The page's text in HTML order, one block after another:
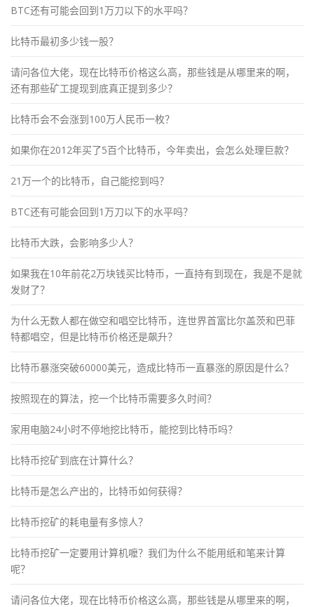
BTC还有可能会回到1万刀以下的水平吗？
比特币最初多少钱一股？
请问各位大佬，现在比特币价格这么高，那些钱是从哪里来的啊，
还有那些矿工提现到底真正提到多少？
比特币会不会涨到100万人民币一枚？
如果你在2012年买了5百个比特币，今年卖出，会怎么处理巨款？
21万一个的比特币，自己能挖到吗？
BTC还有可能会回到1万刀以下的水平吗？
比特币大跌，会影响多少人？
如果我在10年前花2万块钱买比特币，一直持有到现在，我是不是就
发财了？
为什么无数人都在做空和唱空比特币，连世界首富比尔盖茨和巴菲
特都唱空，但是比特币价格还是飙升？
比特币暴涨突破60000美元，造成比特币一直暴涨的原因是什么？
按照现在的算法，挖一个比特币需要多久时间？
家用电脑24小时不停地挖比特币，能挖到比特币吗？
比特币挖矿到底在计算什么？
比特币是怎么产出的，比特币如何获得？
比特币挖矿的耗电量有多惊人？
比特币挖矿一定要用计算机嚒？我们为什么不能用纸和笔来计算
呢？
请问各位大佬，现在比特币价格这么高，那些钱是从哪里来的啊，